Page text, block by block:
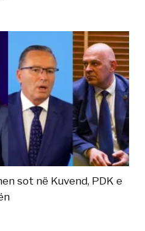
sot në Kuvend, PDK e